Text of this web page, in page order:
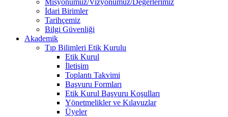
İdari Birimler
Tarihçemiz
Bilgi Güvenliği
Akademik
Tıp Bilimleri Etik Kurulu
Etik Kurul
İletişim
Toplantı Takvimi
Başvuru Formları
Etik Kurul Başvuru Koşulları
Yönetmelikler ve Kılavuzlar
Üyeler